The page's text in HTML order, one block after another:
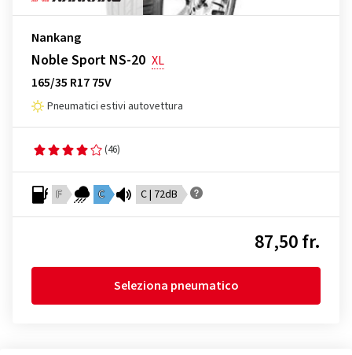
Nankang
Noble Sport NS-20 XL
165/35 R17 75V
Pneumatici estivi autovettura
(46)
F C C | 72dB
87,50 fr.
Seleziona pneumatico